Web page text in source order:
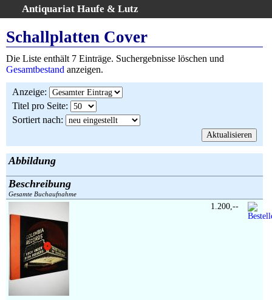
Antiquariat Haufe & Lutz
Home
Gesamtbestand
Kategorien
Schlagwörter
Suchergebnisse
AGB
Widerruf
Über uns
Kontakt
Ankauf
Links
Impressum
Schallplatten Cover
Die Liste enthält 7 Einträge. Suchergebnisse löschen und
Gesamtbestand anzeigen.
Anzeige:
Titel pro Seite:
Sortiert nach:
Abbildung
Beschreibung
Gesamte Buchaufnahme
1.200,--